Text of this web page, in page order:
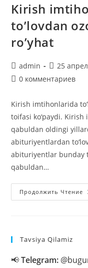
Kirish
to’lovdan
ro’yhat
Автор
записи:
admin
Запись
25
Комментарии
записи:
0 комментариев
Kirish imtihonlarida
toifasi ko‘paydi.
qabuldan oldingi
abituriyentlardan
abituriyentlar bunday
qabuldan…
Продолжить Чтение
Tavsiya Qilamiz
📢Telegram: